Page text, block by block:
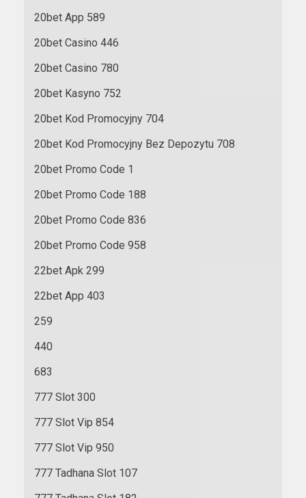
20bet App 589
20bet Casino 446
20bet Casino 780
20bet Kasyno 752
20bet Kod Promocyjny 704
20bet Kod Promocyjny Bez Depozytu 708
20bet Promo Code 1
20bet Promo Code 188
20bet Promo Code 836
20bet Promo Code 958
22bet Apk 299
22bet App 403
259
440
683
777 Slot 300
777 Slot Vip 854
777 Slot Vip 950
777 Tadhana Slot 107